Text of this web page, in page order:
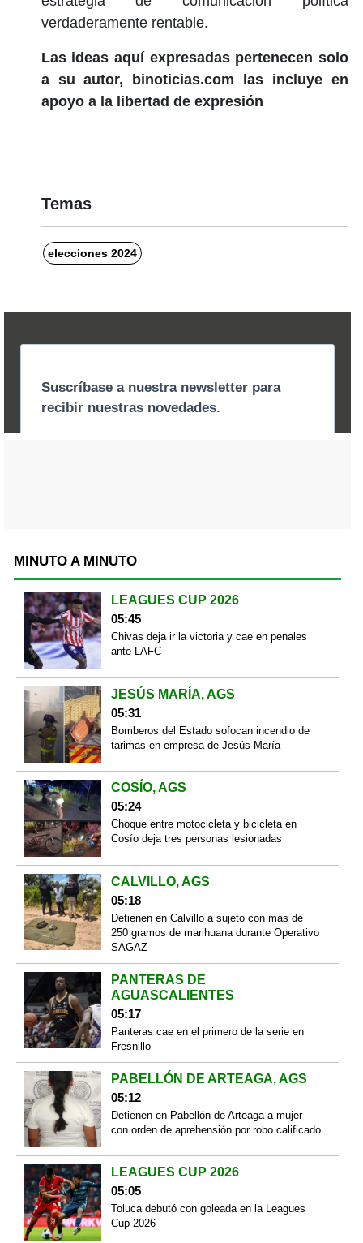
verdaderamente rentable.
Las ideas aquí expresadas pertenecen solo
a su autor, binoticias.com las incluye en
apoyo a la libertad de expresión
Temas
elecciones 2024
MINUTO A MINUTO
LEAGUES CUP 2026
05:45
Chivas deja ir la victoria y cae en penales
ante LAFC
JESÚS MARÍA, AGS
05:31
Bomberos del Estado sofocan incendio de
tarimas en empresa de Jesús María
COSÍO, AGS
05:24
Choque entre motocicleta y bicicleta en
Cosío deja tres personas lesionadas
CALVILLO, AGS
05:18
Detienen en Calvillo a sujeto con más de
250 gramos de marihuana durante Operativo
SAGAZ
PANTERAS DE
AGUASCALIENTES
05:17
Panteras cae en el primero de la serie en
Fresnillo
PABELLÓN DE ARTEAGA, AGS
05:12
Detienen en Pabellón de Arteaga a mujer
con orden de aprehensión por robo calificado
LEAGUES CUP 2026
05:05
Toluca debutó con goleada en la Leagues
Cup 2026